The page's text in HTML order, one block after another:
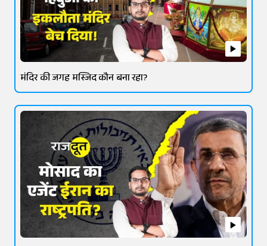
मंदिर की जगह मस्जिद कौन बना रहा?